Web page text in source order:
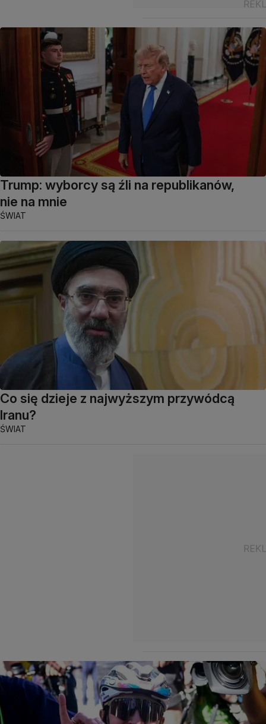
Trump: wyborcy są źli na republikanów,
nie na mnie
ŚWIAT
Co się dzieje z najwyższym przywódcą
Iranu?
ŚWIAT